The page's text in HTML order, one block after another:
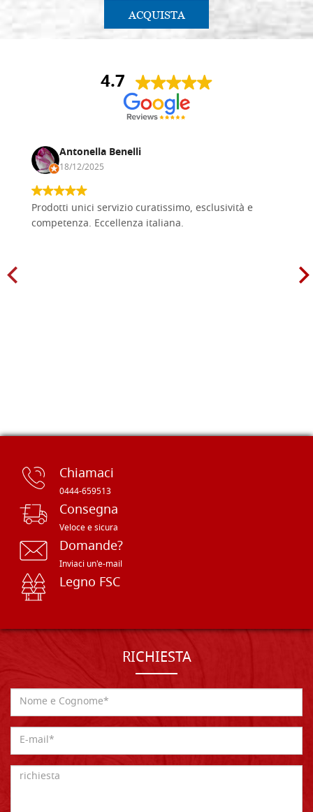
ACQUISTA
4.7
Antonella Benelli
18/12/2025
Prodotti unici servizio curatissimo, esclusività e
competenza. Eccellenza italiana.
Chiamaci
0444-659513
Consegna
Veloce e sicura
Domande?
Inviaci un'e-mail
Legno FSC
RICHIESTA